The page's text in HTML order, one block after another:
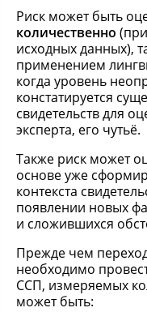
Риск может быть
количественно
исходных данных),
применением
когда уровень
констатируется
свидетельств для
эксперта, его чутьё.
Также риск может
основе уже
контекста
появлении новых
и сложившихся
Прежде чем
необходимо
ССП, измеряемых
может быть: